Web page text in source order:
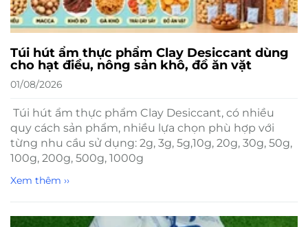
Túi hút ẩm thực phẩm Clay Desiccant dùng
cho hạt điều, nông sản khô, đồ ăn vặt
01/08/2026
Túi hút ẩm thực phẩm Clay Desiccant, có nhiều
quy cách sản phẩm, nhiều lựa chọn phù hợp với
từng nhu cầu sử dụng: 2g, 3g, 5g,10g, 20g, 30g, 50g,
100g, 200g, 500g, 1000g
Xem thêm ››